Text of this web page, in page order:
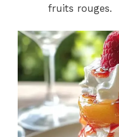
fruits rouges.